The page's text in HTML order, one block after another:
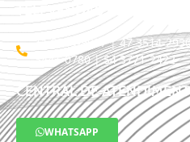
TELEVENDAS / COTAÇÃO
11 3509-9987 | 47 3514-
3441-0780 | 54 3771-2422
CENTRAL DE
WHATSAPP